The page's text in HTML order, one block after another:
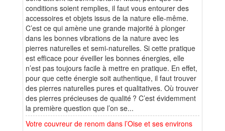
conditions soient remplies, il faut vous entourer des
accessoires et objets issus de la nature elle-même.
C’est ce qui amène une grande majorité à plonger
dans les bonnes vibrations de la nature avec les
pierres naturelles et semi-naturelles. Si cette pratique
est efficace pour éveiller les bonnes énergies, elle
n’est pas toujours facile à mettre en pratique. En effet,
pour que cette énergie soit authentique, il faut trouver
des pierres naturelles pures et qualitatives. Où trouver
des pierres précieuses de qualité ? C’est évidemment
la première question que l’on se...
Votre couvreur de renom dans l’Oise et ses environs